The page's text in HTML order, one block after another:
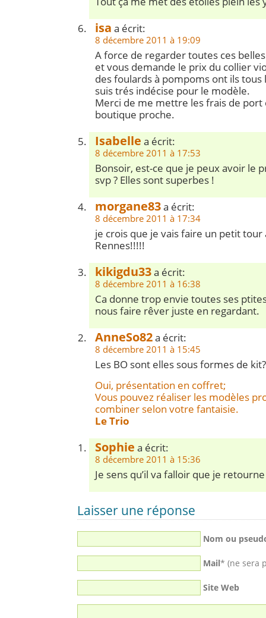
isa a écrit:
8 décembre 2011 à 19:09
A force de regarder toutes ces
et vous demande le prix du collier
des foulards à pompoms ont ils
suis trés indécise pour le modèle.
Merci de me mettre les frais de port
boutique proche.
Isabelle a écrit:
8 décembre 2011 à 17:53
Bonsoir, est-ce que je peux avoir le
svp ? Elles sont superbes !
morgane83a écrit:
8 décembre 2011 à 17:34
je crois que je vais faire un petit tour
Rennes!!!!!
kikigdu33a écrit:
8 décembre 2011 à 16:38
Ca donne trop envie toutes ses
nous faire rêver juste en regardant.
AnneSo82a écrit:
8 décembre 2011 à 15:45
Les BO sont elles sous formes de kit?
Oui, présentation en coffret;
Vous pouvez réaliser les modèles
combiner selon votre fantaisie.
Le Trio
Sophie a écrit:
8 décembre 2011 à 15:36
Je sens qu’il va falloir que je
Laisser une réponse
Nom ou
Mail* (ne sera
Site Web